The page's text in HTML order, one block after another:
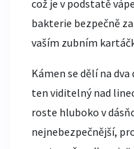
což je v podstatě
bakterie bezpečně
vaším zubním
Kámen se dělí na
ten viditelný nad
roste hluboko v
nejnebezpečnější,